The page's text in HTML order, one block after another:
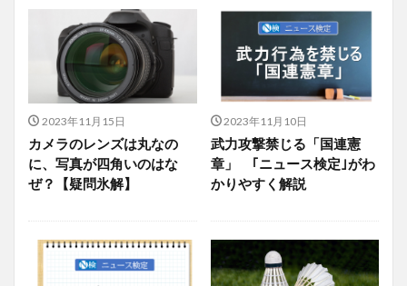
2023年11月15日
カメラのレンズは丸なの
に、写真が四角いのはな
ぜ？【疑問氷解】
2023年11月10日
武力攻撃禁じる「国連憲
章」 ｢ニュース検定｣がわ
かりやすく解説